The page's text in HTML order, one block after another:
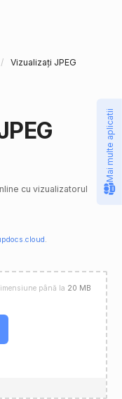
Vizualizați JPEG
cu vizualizatorul
.
până la 20 MB
Mai multe aplicatii